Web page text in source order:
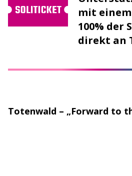
mit einem
100% der
direkt an
Totenwald – „Forward to